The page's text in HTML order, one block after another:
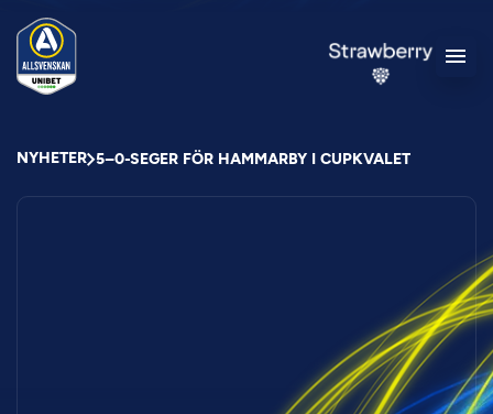
NYHETER 5–0-SEGER FÖR HAMMARBY I CUPKVALET